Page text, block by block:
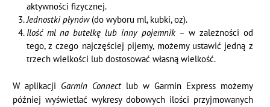
aktywności fizycznej.
Jednostki płynów (do wyboru ml, kubki, oz).
Ilość ml na butelkę lub inny pojemnik – w zależności od
tego, z czego najczęściej pijemy, możemy ustawić jedną z
trzech wielkości lub dostosować własną wielkość.
W aplikacji Garmin Connectlub w Garmin Express możemy
później wyświetlać wykresy dobowych ilości przyjmowanych